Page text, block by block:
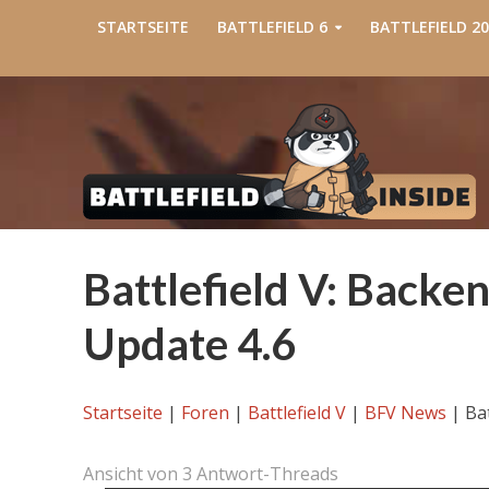
STARTSEITE BATTLEFIELD 6 BATTLEFIELD
Battlefield V:
Update 4.6
Startseite | Foren | Battlefield V | BFV News |
Ansicht von 3 Antwort-Threads